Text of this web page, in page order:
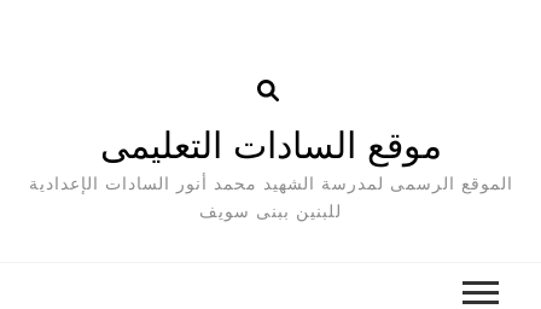
موقع السادات التعليمى
الموقع الرسمى لمدرسة الشهيد محمد أنور السادات الإعدادية
للبنين ببنى سويف